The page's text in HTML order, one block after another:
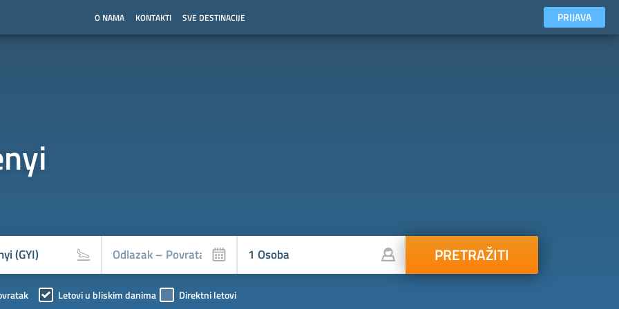
O NAMA KONTAKTI SVE DESTINACIJE PRIJAVA
PRETRAŽITI
Letovi u bliskim danima Direktni letovi